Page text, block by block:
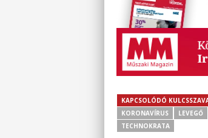
KAPCSOLÓDÓ
KORONAVÍRUS
LEVEGŐ
TECHNOKRATA